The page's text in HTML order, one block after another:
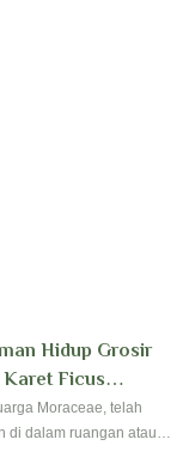
Hidup Grosir
Karet Ficus
Moraceae, telah
di dalam ruangan atau